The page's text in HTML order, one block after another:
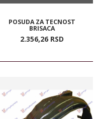
POSUDA ZA TECNOST
BRISACA
2.356,26 RSD